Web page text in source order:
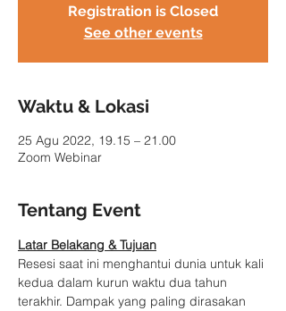
Registration is Closed
See other events
Waktu & Lokasi
25 Agu 2022, 19.15 – 21.00
Zoom Webinar
Tentang Event
Latar Belakang & Tujuan
Resesi saat ini menghantui dunia untuk kali
kedua dalam kurun waktu dua tahun
terakhir. Dampak yang paling dirasakan